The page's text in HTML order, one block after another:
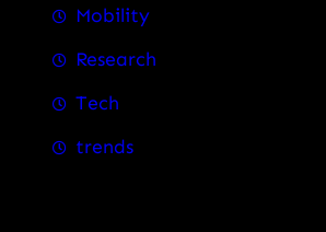
Mobility
Research
Tech
trends